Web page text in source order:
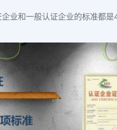
业和一般认证企业的标准都